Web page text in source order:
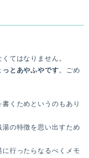
てはなりません。
とあやふやです。ごめ
くためというのもあり
の特徴を思い出すため
行ったらなるべくメモ